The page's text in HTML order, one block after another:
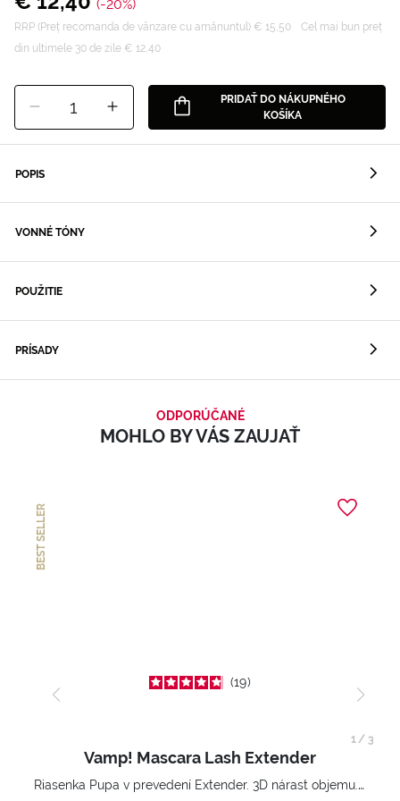
(-20%)
RRP (Preț recomanda de vânzare cu amănuntul) € 15,50
Cel mai bun preț
din ultimele 30 de zile € 12,40
1
PRIDAŤ DO NÁKUPNÉHO
KOŠÍKA
POPIS
VONNÉ TÓNY
POUŽITIE
PRÍSADY
ODPORÚČANÉ
MOHLO BY VÁS ZAUJAŤ
BEST SELLER
19
Vamp! Mascara Lash Extender
Riasenka Pupa v prevedení Extender. 3D nárast objemu. Nekonečne zhutnené a nadvihnuté riasy.
1/ 3